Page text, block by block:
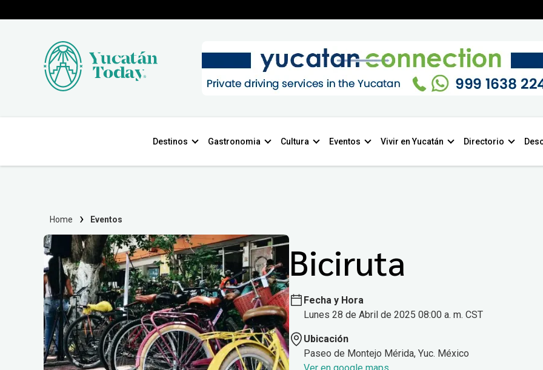
Destinos Gastronomia Cultura Eventos Vivir en Yucatán Directorio
Home Eventos
Biciruta
Fecha y Hora
Lunes 28 de Abril de 2025 08:00 a. m. CST
Ubicación
Paseo de Montejo Mérida, Yuc. México